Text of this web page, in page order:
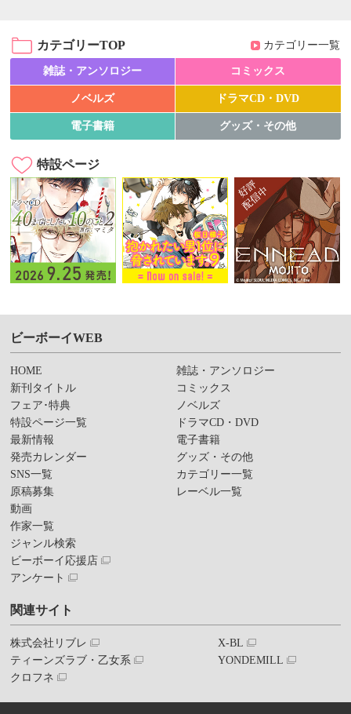
カテゴリーTOP カテゴリー一覧
雑誌・アンソロジー コミックス
ノベルズ ドラマCD・DVD
電子書籍 グッズ・その他
特設ページ
ビーボーイWEB
HOME
新刊タイトル
フェア･特典
特設ページ一覧
最新情報
発売カレンダー
SNS一覧
原稿募集
動画
作家一覧
ジャンル検索
ビーボーイ応援店
アンケート
雑誌・アンソロジー
コミックス
ノベルズ
ドラマCD・DVD
電子書籍
グッズ・その他
カテゴリー一覧
レーベル一覧
関連サイト
株式会社リブレ
ティーンズラブ・乙女系
クロフネ
X-BL
YONDEMILL